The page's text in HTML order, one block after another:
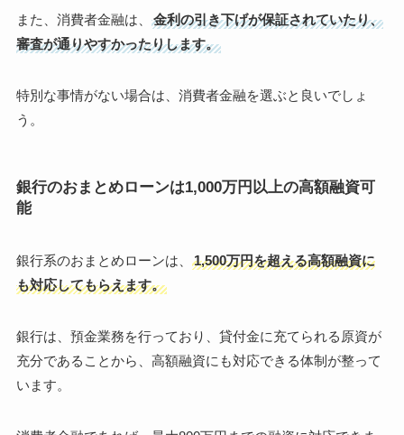
また、消費者金融は、
金利の引き下げが保証されていたり、
審査が通りやすかったりします。
特別な事情がない場合は、消費者金融を選ぶと良いでしょ
う。
銀行のおまとめローンは1,000万円以上の高額融資可
能
銀行系のおまとめローンは、
1,500万円を超える高額融資に
も対応してもらえます。
銀行は、預金業務を行っており、貸付金に充てられる原資が
充分であることから、高額融資にも対応できる体制が整って
います。